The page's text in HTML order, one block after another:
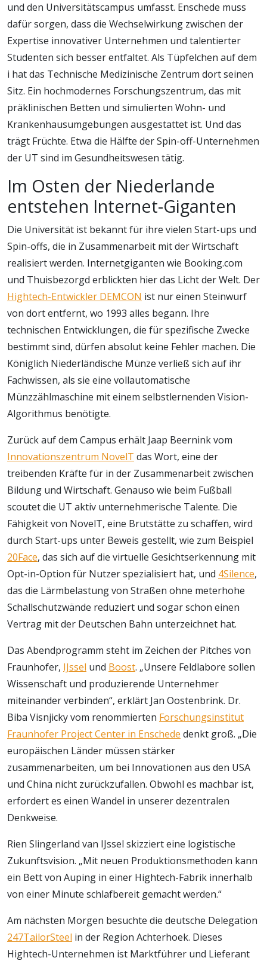
und den Universitätscampus umfasst. Enschede muss
dafür sorgen, dass die Wechselwirkung zwischen der
Expertise innovativer Unternehmen und talentierter
Studenten sich besser entfaltet. Als Tüpfelchen auf dem
i hat das Technische Medizinische Zentrum dort seinen
Sitz. Ein hochmodernes Forschungszentrum, das mit
präklinischen Betten und simulierten Wohn- und
Krankenhausumgebungen ausgestattet ist. Und das
trägt Früchte. Etwa die Hälfte der Spin-off-Unternehmen
der UT sind im Gesundheitswesen tätig.
Im Osten der Niederlande
entstehen Internet-Giganten
Die Universität ist bekannt für ihre vielen Start-ups und
Spin-offs, die in Zusammenarbeit mit der Wirtschaft
realisiert werden. Internetgiganten wie Booking.com
und Thuisbezorgd erblickten hier das Licht der Welt. Der
Hightech-Entwickler DEMCON ist nur einen Steinwurf
von dort entfernt, wo 1993 alles begann. Ihre
technischen Entwicklungen, die für spezifische Zwecke
bestimmt sind, dürfen absolut keine Fehler machen. Die
Königlich Niederländische Münze verließ sich auf ihr
Fachwissen, als sie eine vollautomatische
Münzzählmaschine mit einem selbstlernenden Vision-
Algorithmus benötigte.
Zurück auf dem Campus erhält Jaap Beernink vom
Innovationszentrum NovelT das Wort, eine der
treibenden Kräfte für in der Zusammenarbeit zwischen
Bildung und Wirtschaft. Genauso wie beim Fußball
scoutet die UT aktiv unternehmerische Talente. Die
Fähigkeit von NovelT, eine Brutstätte zu schaffen, wird
durch Start-ups unter Beweis gestellt, wie zum Beispiel
20Face, das sich auf die virtuelle Gesichtserkennung mit
Opt-in-Option für Nutzer spezialisiert hat, und 4Silence,
das die Lärmbelastung von Straßen ohne meterhohe
Schallschutzwände reduziert und sogar schon einen
Vertrag mit der Deutschen Bahn unterzeichnet hat.
Das Abendprogramm steht im Zeichen der Pitches von
Fraunhofer, IJssel und Boost. „Unsere Feldlabore sollen
Wissenschaft und produzierende Unternehmer
miteinander verbinden“, erklärt Jan Oostenbrink. Dr.
Biba Visnjicky vom renommierten Forschungsinstitut
Fraunhofer Project Center in Enschede denkt groß. „Die
europäischen Länder müssen stärker
zusammenarbeiten, um bei Innovationen aus den USA
und China nicht zurückzufallen. Obwohl es machbar ist,
erfordert es einen Wandel in unserer dezentralen
Denkweise.
Rien Slingerland van IJssel skizziert eine logistische
Zukunftsvision. „Mit neuen Produktionsmethoden kann
ein Bett von Auping in einer Hightech-Fabrik innerhalb
von einer Minute schlafbereit gemacht werden.“
Am nächsten Morgen besuchte die deutsche Delegation
247TailorSteel in der Region Achterhoek. Dieses
Hightech-Unternehmen ist Marktführer und Lieferant